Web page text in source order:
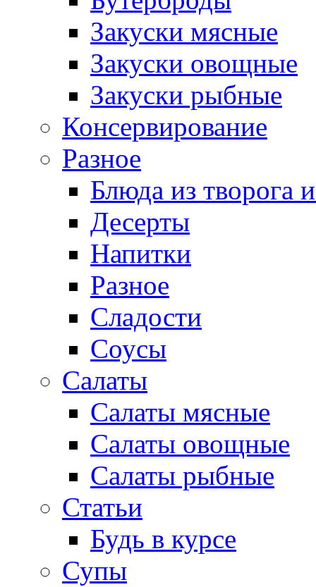
Закуски мясные
Закуски овощные
Закуски рыбные
Консервирование
Разное
Блюда из творога
Десерты
Напитки
Разное
Сладости
Соусы
Салаты
Салаты мясные
Салаты овощные
Салаты рыбные
Статьи
Будь в курсе
Супы